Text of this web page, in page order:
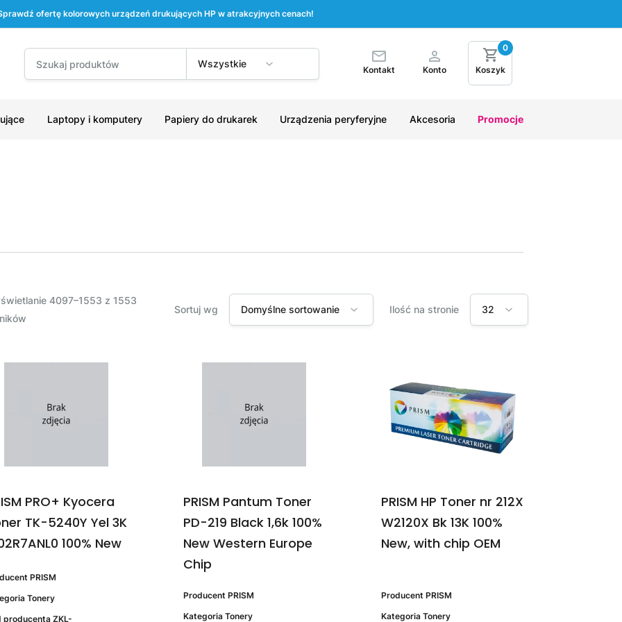
ofertę kolorowych urządzeń drukujących HP w atrakcyjnych cenach!
Wszystkie
Kontakt Konto Koszyk
0
Laptopy i komputery Papiery do drukarek Urządzenia peryferyjne Akcesoria Promocje
4097–1553 z 1553
Sortuj wg Domyślne sortowanie Ilość na stronie 32
PRO+ Kyocera
TK-5240Y Yel 3K
100% New
PRISM
Tonery
producentaZKL-
PRISM Pantum Toner
PD-219 Black 1,6k 100%
New Western Europe
Chip
Producent PRISM
Kategoria Tonery
PRISM HP Toner nr 212X
W2120X Bk 13K 100%
New, with chip OEM
Producent PRISM
Kategoria Tonery